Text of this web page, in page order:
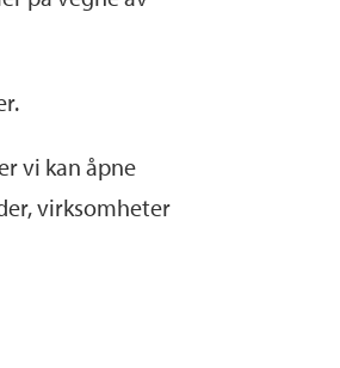
vi kan åpne
virksomheter